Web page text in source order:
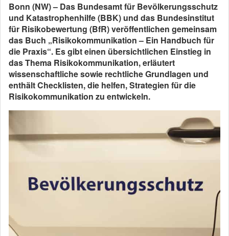
Bonn (NW) – Das Bundesamt für Bevölkerungsschutz
und Katastrophenhilfe (BBK) und das Bundesinstitut
für Risikobewertung (BfR) veröffentlichen gemeinsam
das Buch „Risikokommunikation – Ein Handbuch für
die Praxis“. Es gibt einen übersichtlichen Einstieg in
das Thema Risikokommunikation, erläutert
wissenschaftliche sowie rechtliche Grundlagen und
enthält Checklisten, die helfen, Strategien für die
Risikokommunikation zu entwickeln.